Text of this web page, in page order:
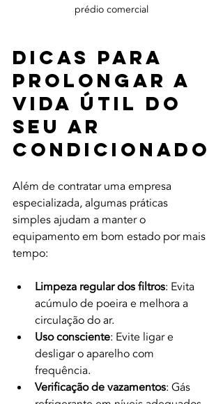
prédio comercial
Dicas para
Prolongar a
Vida Útil do
Seu Ar
Condicionado
Além de contratar uma empresa
especializada, algumas práticas
simples ajudam a manter o
equipamento em bom estado por mais
tempo:
Limpeza regular dos filtros: Evita
acúmulo de poeira e melhora a
circulação do ar.
Uso consciente: Evite ligar e
desligar o aparelho com
frequência.
Verificação de vazamentos: Gás